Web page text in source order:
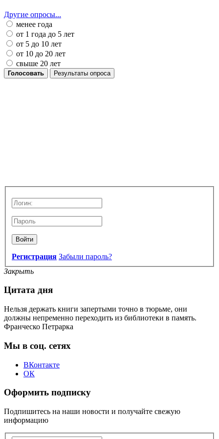
Другие опросы...
менее года
от 1 года до 5 лет
от 5 до 10 лет
от 10 до 20 лет
свыше 20 лет
Голосовать Результаты опроса
Войти
Регистрация Забыли пароль?
Закрыть
Цитата дня
Нельзя держать книги запертыми точно в тюрьме, они
должны непременно переходить из библиотеки в память.
Франческо Петрарка
Мы в соц. сетях
ВКонтакте
ОК
Оформить подписку
Подпишитесь на наши новости и получайте свежую
информацию